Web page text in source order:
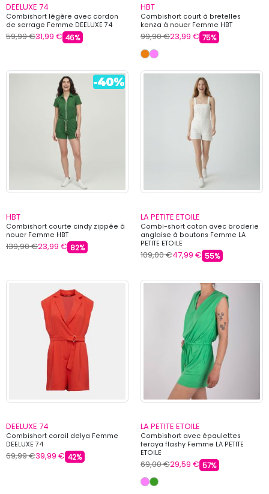
DEELUXE 74
Combishort légère avec cordon
de serrage Femme DEELUXE 74
59,99 €31,99 € 46%
HBT
Combishort court à bretelles
kenza à nouer Femme HBT
99,90 €23,99 € 75%
HBT
Combishort courte cindy zippée à
nouer Femme HBT
139,90 €23,99 € 82%
LA PETITE ETOILE
Combi-short coton avec broderie
anglaise à boutons Femme LA
PETITE ETOILE
109,00 €47,99 € 55%
DEELUXE 74
Combishort corail delya Femme
DEELUXE 74
69,99 €39,99 € 42%
LA PETITE ETOILE
Combishort avec épaulettes
feraya flashy Femme LA PETITE
ETOILE
69,00 €29,59 € 57%